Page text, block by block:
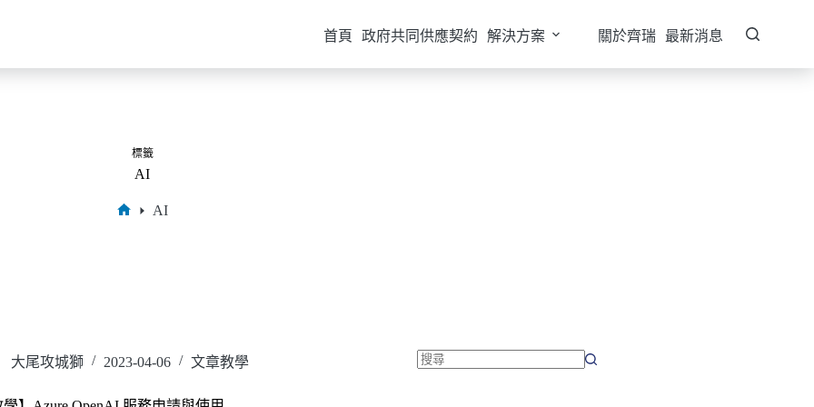
首頁 政府共同供應契約 解決方案 關於齊瑞 最新消息
標籤
AI
AI
大尾攻城獅 2023-04-06 文章教學